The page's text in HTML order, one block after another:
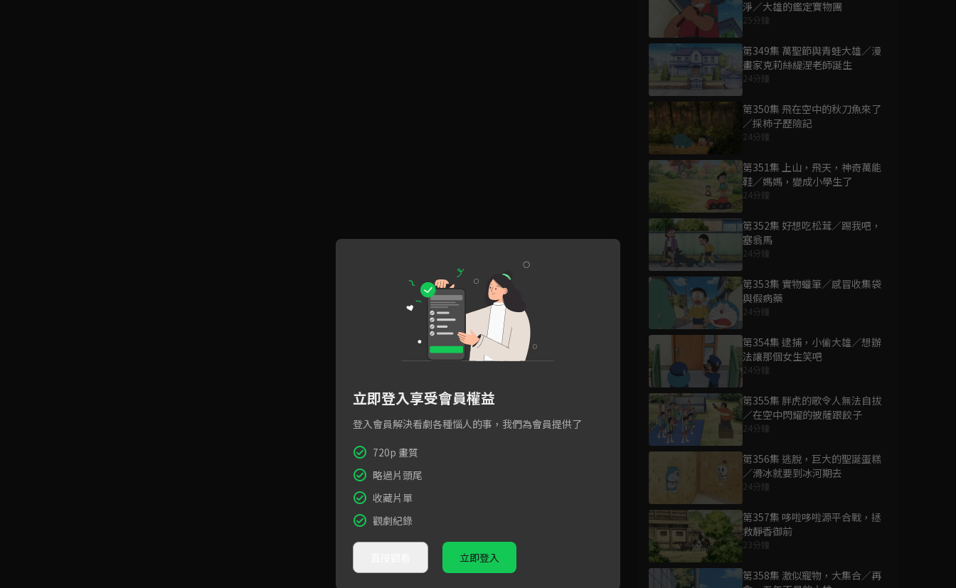
淨／大雄的鑑定寶物團
25分鐘
第349集 萬聖節與青蛙大雄／漫
畫家克莉絲緹涅老師誕生
24分鐘
第350集 飛在空中的秋刀魚來了
／採柿子歷險記
24分鐘
第351集 上山，飛天，神奇萬能
鞋／媽媽，變成小學生了
24分鐘
第352集 好想吃松茸／踢我吧，
塞翁馬
24分鐘
第353集 實物蠟筆／感冒收集袋
與假病藥
24分鐘
第354集 逮捕，小偷大雄／想辦
法讓那個女生笑吧
24分鐘
第355集 胖虎的歌令人無法自拔
／在空中閃耀的披薩跟餃子
24分鐘
第356集 逃脫，巨大的聖誕蛋糕
／滑冰就要到冰河期去
24分鐘
第357集 哆啦哆啦源平合戰，拯
救靜香御前
23分鐘
第358集 激似寵物，大集合／再
立即登入享受會員權益
登入會員解決看劇各種惱人的事，我們為會員提供了
720p 畫質
略過片頭尾
收藏片單
觀劇紀錄
立即登入